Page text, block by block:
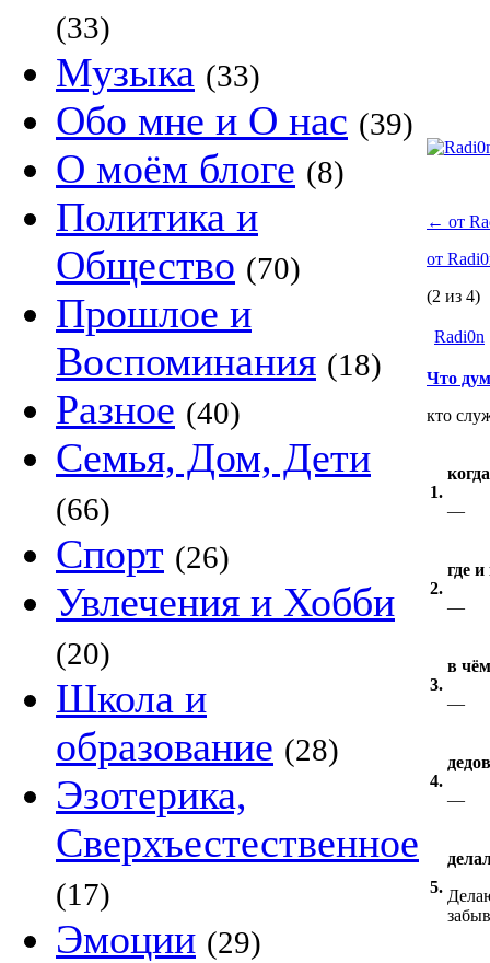
(33)
Музыка (33)
Обо мне и О нас (39)
О моём блоге (8)
Политика и
Общество (70)
Прошлое и
Воспоминания (18)
Разное (40)
Семья, Дом, Дети
(66)
Спорт (26)
Увлечения и Хобби
(20)
Школа и
образование (28)
Эзотерика,
Сверхъестественное
(17)
Эмоции (29)
← от
от
(2 из 4)
Radi0n
Что
кто
1.
—
2.
где
—
3.
в
—
4.
—
5.